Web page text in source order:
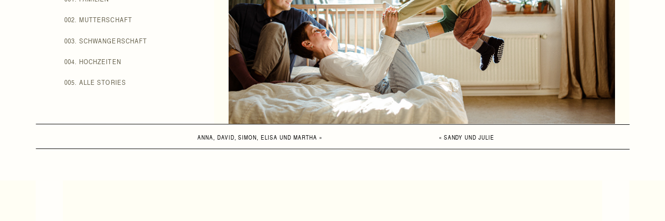
003. SCHWANGERSCHAFT
004. HOCHZEITEN
002. MUTTERSCHAFT
005. ALLE STORIES
« SANDY UND JULIE
ANNA, DAVID, SIMON, ELISA UND MARTHA »